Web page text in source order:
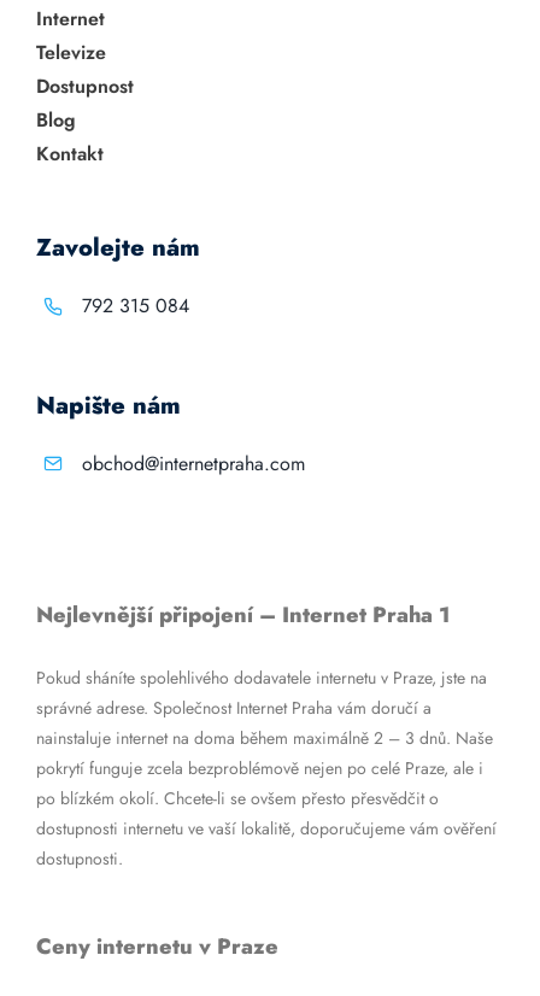
Internet
Televize
Dostupnost
Blog
Kontakt
Zavolejte nám
792 315 084
Napište nám
obchod@internetpraha.com
Nejlevnější připojení – Internet Praha 1
Pokud sháníte spolehlivého dodavatele internetu v Praze, jste na
správné adrese. Společnost Internet Praha vám doručí a
nainstaluje internet na doma během maximálně 2 – 3 dnů. Naše
pokrytí funguje zcela bezproblémově nejen po celé Praze, ale i
po blízkém okolí. Chcete-li se ovšem přesto přesvědčit o
dostupnosti internetu ve vaší lokalitě, doporučujeme vám ověření
dostupnosti.
Ceny internetu v Praze